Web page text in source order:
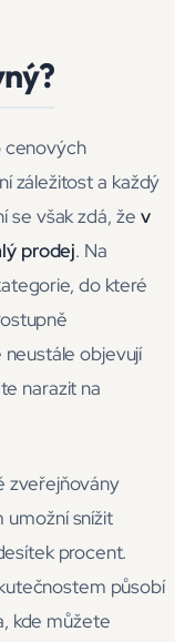
cenových
záležitost a každý
se však zdá, že v
prodej. Na
do které
objevují
narazit na
zveřejňovány
umožní snížit
procent.
působí
kde můžete